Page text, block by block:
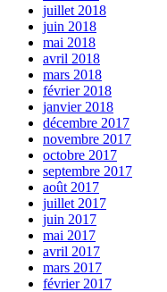
juillet 2018
juin 2018
mai 2018
avril 2018
mars 2018
février 2018
janvier 2018
décembre 2017
novembre 2017
octobre 2017
septembre 2017
août 2017
juillet 2017
juin 2017
mai 2017
avril 2017
mars 2017
février 2017